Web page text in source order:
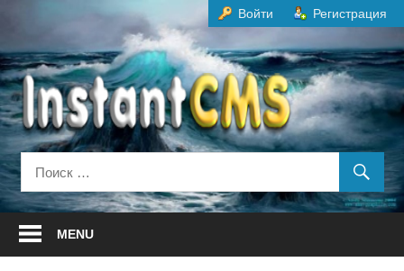
содержанию
Войти Регистрация
MENU